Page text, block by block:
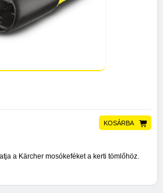
KOSÁRBA
a Kärcher mosókeféket a kerti tömlőhöz.